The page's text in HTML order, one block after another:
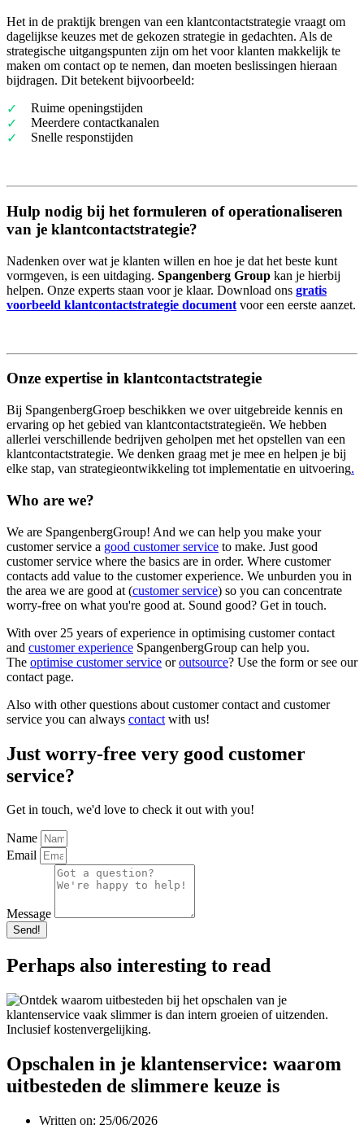
Het in de praktijk brengen van een klantcontactstrategie vraagt om
dagelijkse keuzes met de gekozen strategie in gedachten. Als de
strategische uitgangspunten zijn om het voor klanten makkelijk te
maken om contact op te nemen, dan moeten beslissingen hieraan
bijdragen. Dit betekent bijvoorbeeld:
Ruime openingstijden
Meerdere contactkanalen
Snelle responstijden
Hulp nodig bij het formuleren of operationaliseren
van je klantcontactstrategie?
Nadenken over wat je klanten willen en hoe je dat het beste kunt
vormgeven, is een uitdaging. Spangenberg Group kan je hierbij
helpen. Onze experts staan voor je klaar. Download ons gratis
voorbeeld klantcontactstrategie document voor een eerste aanzet.
Onze expertise in klantcontactstrategie
Bij SpangenbergGroep beschikken we over uitgebreide kennis en
ervaring op het gebied van klantcontactstrategieën. We hebben
allerlei verschillende bedrijven geholpen met het opstellen van een
klantcontactstrategie. We denken graag met je mee en helpen je bij
elke stap, van strategieontwikkeling tot implementatie en uitvoering.
Who are we?
We are SpangenbergGroup! And we can help you make your
customer service a good customer service to make. Just good
customer service where the basics are in order. Where customer
contacts add value to the customer experience. We unburden you in
the area we are good at (customer service) so you can concentrate
worry-free on what you're good at. Sound good? Get in touch.
With over 25 years of experience in optimising customer contact
and customer experience SpangenbergGroup can help you.
The optimise customer service oroutsource? Use the form or see our
contact page.
Also with other questions about customer contact and customer
service you can always contact with us!
Just worry-free very good customer
service?
Get in touch, we'd love to check it out with you!
Name
Email
Message
Send!
Perhaps also interesting to read
Opschalen in je klantenservice: waarom
uitbesteden de slimmere keuze is
Written on: 25/06/2026